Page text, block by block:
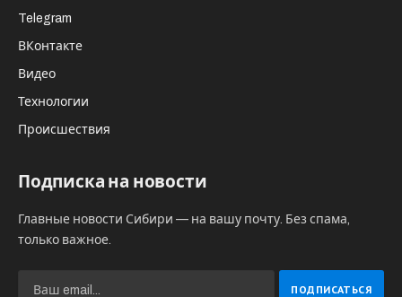
Конференция проходит на базе
цель мероприятия – интеграция ИТ,
робототехники и фундаментальной науки
для решения задач в сельском хозяйстве и
Основные тематические блоки выступлений
ученых из России и 8 стран ближнего и
«Цифровые технологии: Автоматизация и